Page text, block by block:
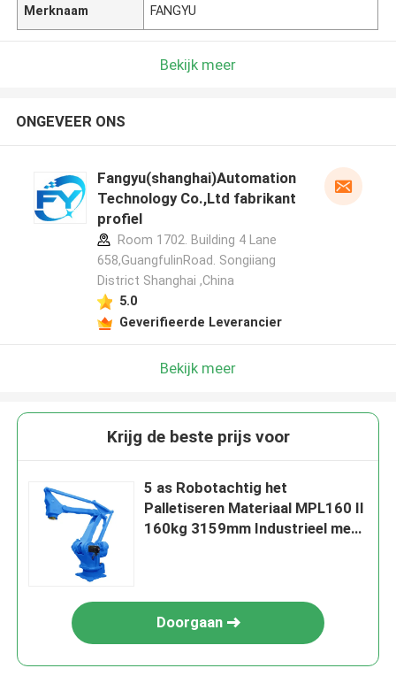
Merknaam FANGYU
Bekijk meer
ONGEVEER ONS
Fangyu(shanghai)Automation
Technology Co.,Ltd fabrikant
profiel
Room 1702. Building 4 Lane
658,GuangfulinRoad. Songiiang
District Shanghai ,China
5.0
Geverifieerde Leverancier
Bekijk meer
Krijg de beste prijs voor
5 as Robotachtig het
Palletiseren Materiaal MPL160 II
160kg 3159mm Industrieel met
Doorgaan